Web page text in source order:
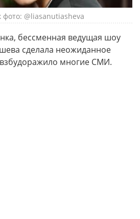
фото: @liasanutiasheva
бессменная ведущая шоу
сделала неожиданное
многие СМИ.